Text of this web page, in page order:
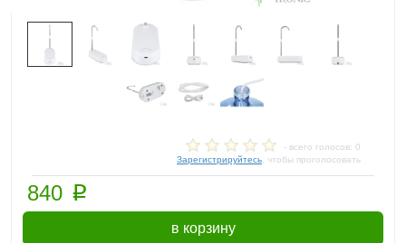
- всего голосов: 0
Зарегистрируйтесь , чтобы проголосовать
840 p
в корзину